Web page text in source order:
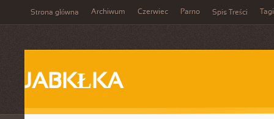
Strona główna Archiwum Czerwiec Parno Spis Treści Tagi
JABKŁKA